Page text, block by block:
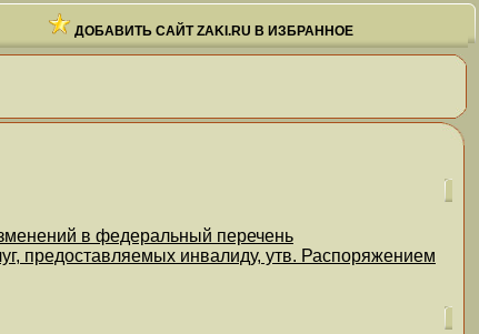
ДОБАВИТЬ САЙТ ZAKI.RU В ИЗБРАННОЕ
в федеральный перечень
предоставляемых инвалиду, утв. Распоряжением